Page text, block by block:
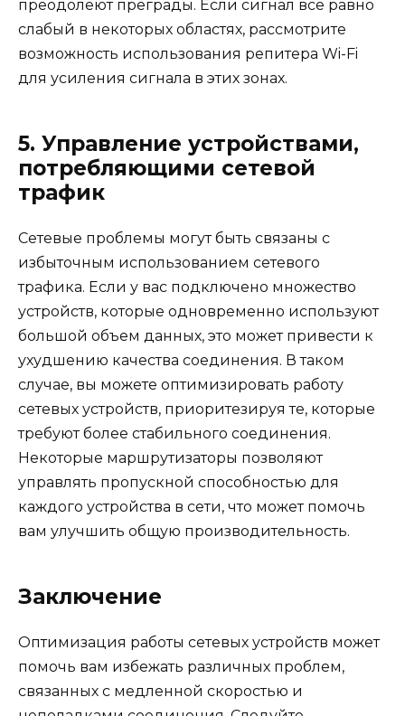
преодолеют преграды. Если сигнал все равно
слабый в некоторых областях, рассмотрите
возможность использования репитера Wi-Fi
для усиления сигнала в этих зонах.
5. Управление устройствами,
потребляющими сетевой
трафик
Сетевые проблемы могут быть связаны с
избыточным использованием сетевого
трафика. Если у вас подключено множество
устройств, которые одновременно используют
большой объем данных, это может привести к
ухудшению качества соединения. В таком
случае, вы можете оптимизировать работу
сетевых устройств, приоритезируя те, которые
требуют более стабильного соединения.
Некоторые маршрутизаторы позволяют
управлять пропускной способностью для
каждого устройства в сети, что может помочь
вам улучшить общую производительность.
Заключение
Оптимизация работы сетевых устройств может
помочь вам избежать различных проблем,
связанных с медленной скоростью и